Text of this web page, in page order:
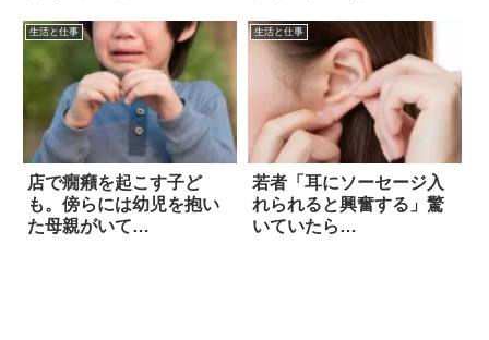
生活と仕事
店で癇癪を起こす子ど
も。傍らには幼児を抱い
た母親がいて…
生活と仕事
若者「耳にソーセージ入
れられると興奮する」驚
いていたら…